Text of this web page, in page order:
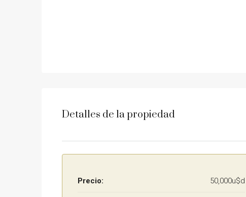
Detalles de la propiedad
Precio: 50,000u$d